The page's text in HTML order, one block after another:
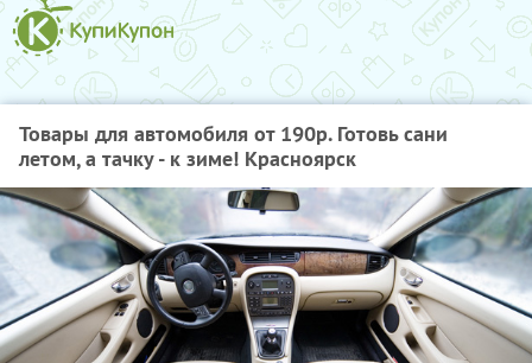
Товары для автомобиля от 190р. Готовь сани
летом, а тачку - к зиме! Красноярск